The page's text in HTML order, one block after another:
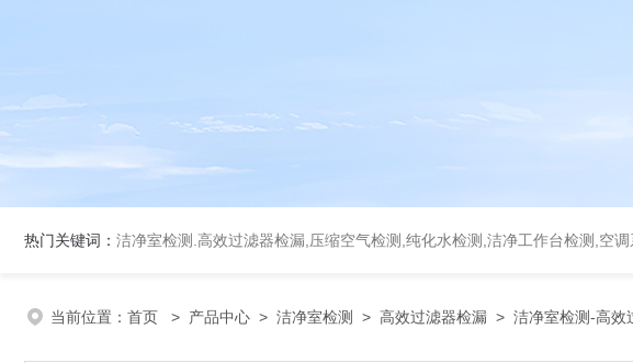
热门关键词： 洁净室检测.高效过滤器检漏,压缩空气检测,纯化水检测,洁净工作台检测,空调系统验证,GMP洁净厂房验证,生
当前位置： 首页 > 产品中心 > 洁净室检测 > 高效过滤器检漏 > 洁净室检测-高效